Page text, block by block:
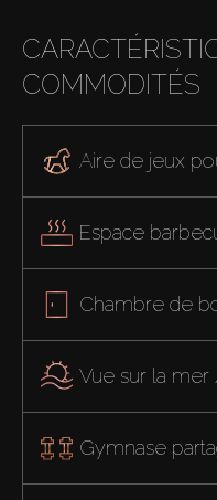
COMMODITÉS
Aire de jeux
Espace
Chambre de
Vue sur la mer
Gymnase